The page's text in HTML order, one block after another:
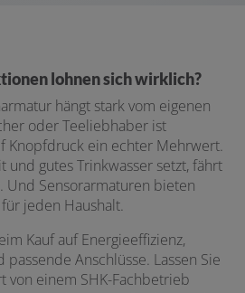
lohnen sich wirklich?
hängt stark vom eigenen
oder Teeliebhaber ist
Knopfdruck ein echter Mehrwert.
und gutes Trinkwasser setzt, fährt
Und Sensorarmaturen bieten
jeden Haushalt.
Kauf auf Energieeffizienz,
Anschlüsse. Lassen Sie
von einem SHK-Fachbetrieb